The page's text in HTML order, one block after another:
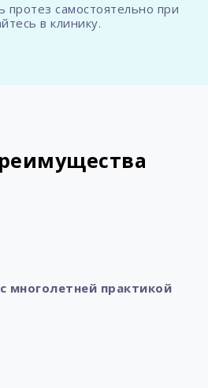
протез самостоятельно при
в клинику.
многолетней практикой